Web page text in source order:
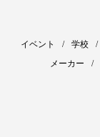
イベント 学校
メーカー